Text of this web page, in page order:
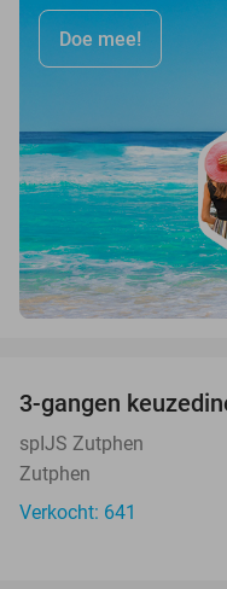
Doe mee!
3-gangen
spIJS Zutphen
Zutphen
Verkocht: 641